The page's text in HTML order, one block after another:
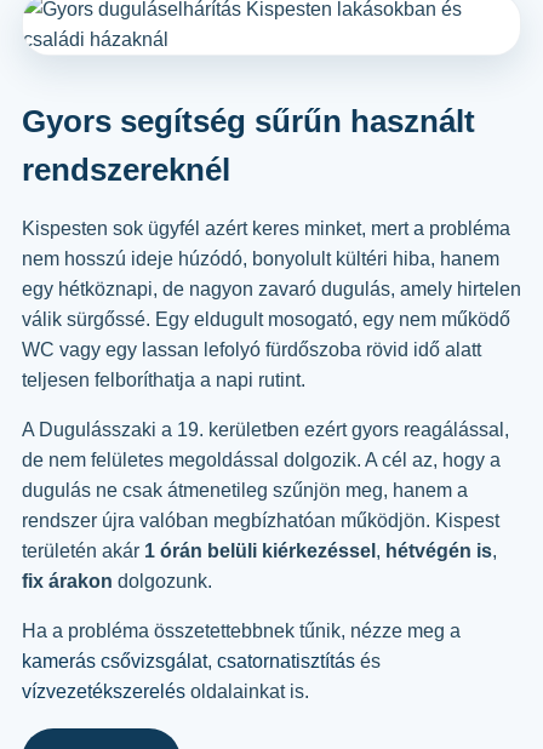
Gyors segítség sűrűn használt
rendszereknél
Kispesten sok ügyfél azért keres minket, mert a probléma
nem hosszú ideje húzódó, bonyolult kültéri hiba, hanem
egy hétköznapi, de nagyon zavaró dugulás, amely hirtelen
válik sürgőssé. Egy eldugult mosogató, egy nem működő
WC vagy egy lassan lefolyó fürdőszoba rövid idő alatt
teljesen felboríthatja a napi rutint.
A Dugulásszaki a 19. kerületben ezért gyors reagálással,
de nem felületes megoldással dolgozik. A cél az, hogy a
dugulás ne csak átmenetileg szűnjön meg, hanem a
rendszer újra valóban megbízhatóan működjön. Kispest
területén akár 1 órán belüli kiérkezéssel , hétvégén is,
fix árakon dolgozunk.
Ha a probléma összetettebbnek tűnik, nézze meg a
kamerás csővizsgálat, csatornatisztításés
vízvezetékszerelésoldalainkat is.